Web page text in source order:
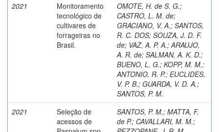
2021
Monitoramento
tecnológico de
cultivares de
forrageiras no
Brasil.
OMOTE, H. de S. G.;
CASTRO, L. M. de;
GRACIANO, V. A.; SANTOS,
R. C. DOS; SOUZA, J. D. F.
de; VAZ, A. P. A.; ARAUJO,
A. R. de; SALMAN, A. K. D.;
BUENO, L. G.; KOPP, M. M.;
ANTONIO, R. P.; EUCLIDES,
V. P. B.; GUARDA, V. D. A.;
SANTOS, P. M.
2021
Seleção de
acessos de
SANTOS, P. M.; MATTA, F.
de P.; CAVALLARI, M. M.;